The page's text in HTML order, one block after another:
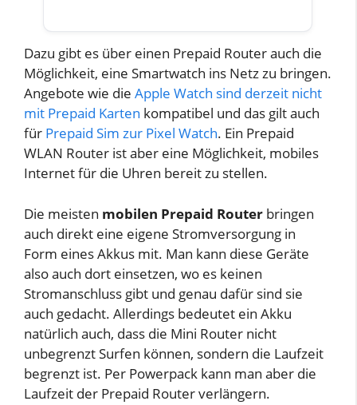
Dazu gibt es über einen Prepaid Router auch die
Möglichkeit, eine Smartwatch ins Netz zu bringen.
Angebote wie die Apple Watch sind derzeit nicht
mit Prepaid Karten kompatibel und das gilt auch
für Prepaid Sim zur Pixel Watch. Ein Prepaid
WLAN Router ist aber eine Möglichkeit, mobiles
Internet für die Uhren bereit zu stellen.
Die meisten mobilen Prepaid Router bringen
auch direkt eine eigene Stromversorgung in
Form eines Akkus mit. Man kann diese Geräte
also auch dort einsetzen, wo es keinen
Stromanschluss gibt und genau dafür sind sie
auch gedacht. Allerdings bedeutet ein Akku
natürlich auch, dass die Mini Router nicht
unbegrenzt Surfen können, sondern die Laufzeit
begrenzt ist. Per Powerpack kann man aber die
Laufzeit der Prepaid Router verlängern.